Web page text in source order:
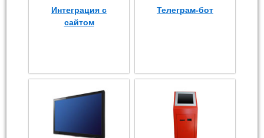
Интеграция с
сайтом
Телеграм-бот